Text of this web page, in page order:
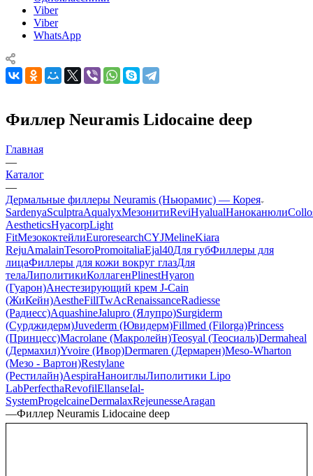
Viber
Viber
WhatsApp
Филлер Neuramis Lidocaine deep
Главная
—
Каталог
—
Дермальные филлеры Neuramis (Ньюрамис) — Корея
SardenyaSculptraAqualyxМезонитиReviHyalualНаноканюли
AestheticsHyacorpLight
FitМезококтейлиEuroresearchCYJMelineKiara
RejuAmalainTesoroPromoitaliaEjal40Для губФиллеры для
лицаФиллеры для кожи вокруг глазДля
телаЛиполитикиКоллагенPlinestHyaron
(Гуарон)Анестезирующий крем J-Cain
(ЖиКейн)AestheFillTwAcRenaissanceRadiesse
(Радиесс)AquashineJalupro (Ялупро)Surgiderm
(Сурджидерм)Juvederm (Ювидерм)Fillmed (Filorga)Princess
(Принцесс)Macrolane (Макролейн)Teosyal (Теосиаль)Dermaheal
(Дермахил)Yvoire (Ивор)Dermaren (Дермарен)Meso-Wharton
(Мезо - Вартон)Restylane
(Рестилайн)AespiraНаноиглыЛиполитики Lipo
LabPerfecthaRevofilEllanseIal-
SystemProgelcaineDermalaxRejeunesseAragan
—Филлер Neuramis Lidocaine deep